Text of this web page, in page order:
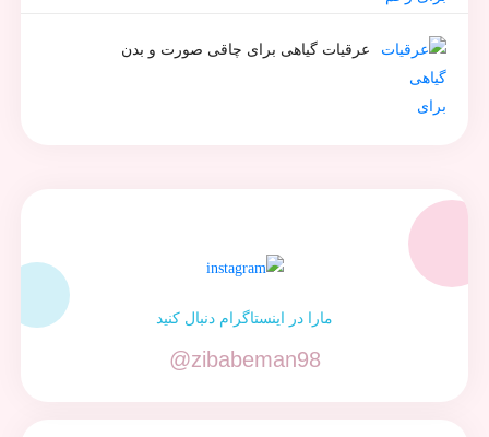
عرقیات گیاهی برای چاقی صورت و بدن
مارا در اینستاگرام دنبال کنید
@zibabeman98